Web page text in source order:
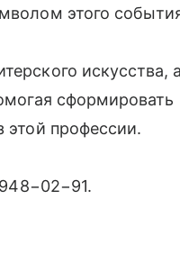
этого
искусства,
сформировать
этой профессии.
.